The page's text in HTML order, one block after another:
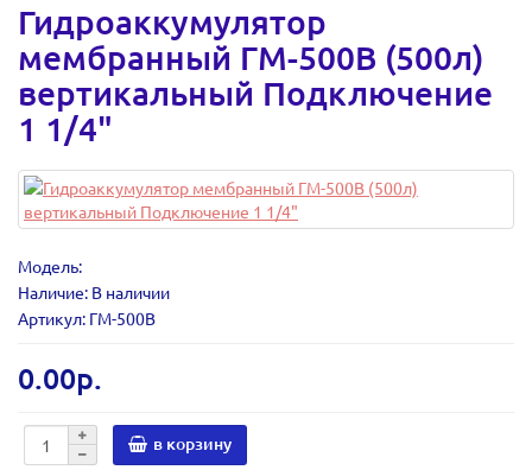
Гидроаккумулятор
мембранный ГМ-500В (500л)
вертикальный Подключение
1 1/4"
Модель:
Наличие: В наличии
Артикул: ГМ-500В
0.00р.
в корзину